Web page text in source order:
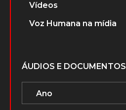
Vídeos
Voz Humana na mídia
ÁUDIOS E DOCUMENTOS